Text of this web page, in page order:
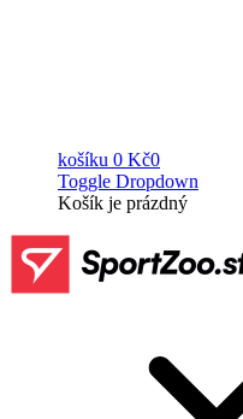
košíku 0 Kč0
Toggle Dropdown
Košík je prázdný